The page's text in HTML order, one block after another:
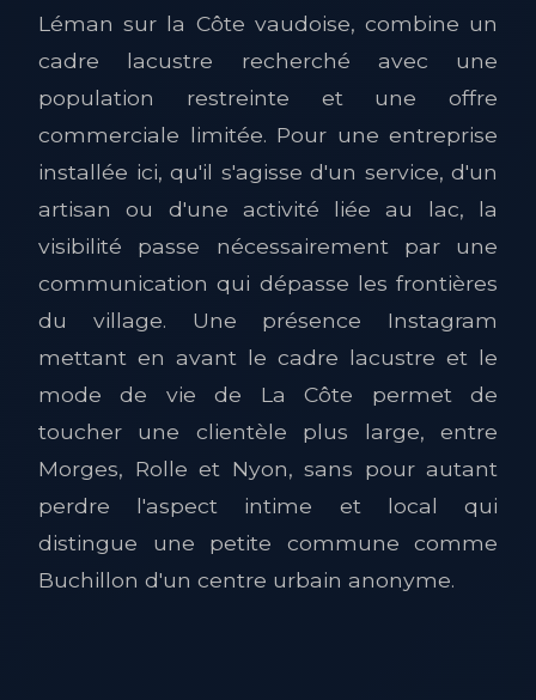
Léman sur la Côte vaudoise, combine un
cadre lacustre recherché avec une
population restreinte et une offre
commerciale limitée. Pour une entreprise
installée ici, qu'il s'agisse d'un service, d'un
artisan ou d'une activité liée au lac, la
visibilité passe nécessairement par une
communication qui dépasse les frontières
du village. Une présence Instagram
mettant en avant le cadre lacustre et le
mode de vie de La Côte permet de
toucher une clientèle plus large, entre
Morges, Rolle et Nyon, sans pour autant
perdre l'aspect intime et local qui
distingue une petite commune comme
Buchillon d'un centre urbain anonyme.